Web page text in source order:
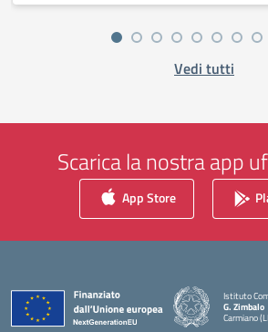
Vedi tutti
Scarica la nostra app
App Store
Istituto
G. Zimbalo
Carmiano